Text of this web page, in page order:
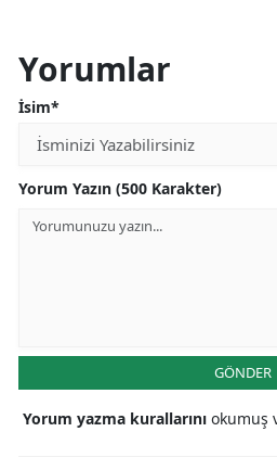
Yorumlar
İsim*
Yorum Yazın (500 Karakter)
GÖNDER
Yorum yazma kurallarını okumuş